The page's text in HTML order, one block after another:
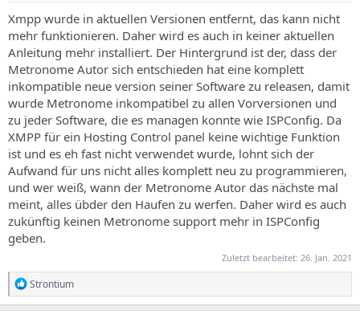
Xmpp wurde in aktuellen Versionen entfernt, das kann nicht
mehr funktionieren. Daher wird es auch in keiner aktuellen
Anleitung mehr installiert. Der Hintergrund ist der, dass der
Metronome Autor sich entschieden hat eine komplett
inkompatible neue version seiner Software zu releasen, damit
wurde Metronome inkompatibel zu allen Vorversionen und
zu jeder Software, die es managen konnte wie ISPConfig. Da
XMPP für ein Hosting Control panel keine wichtige Funktion
ist und es eh fast nicht verwendet wurde, lohnt sich der
Aufwand für uns nicht alles komplett neu zu programmieren,
und wer weiß, wann der Metronome Autor das nächste mal
meint, alles übder den Haufen zu werfen. Daher wird es auch
zukünftig keinen Metronome support mehr in ISPConfig
geben.
Zuletzt bearbeitet: 26. Jan. 2021
R
e
a
Strontium